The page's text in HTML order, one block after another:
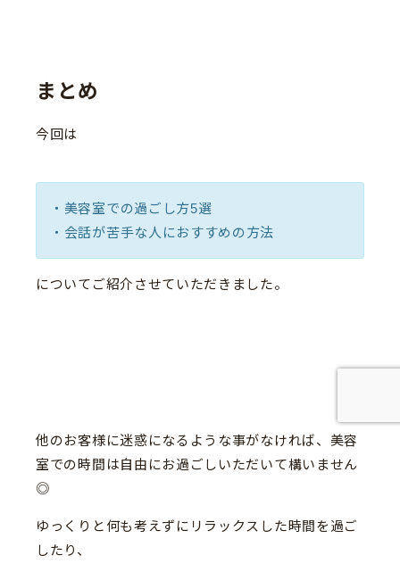
まとめ
今回は
・美容室での過ごし方5選
・会話が苦手な人におすすめの方法
についてご紹介させていただきました。
他のお客様に迷惑になるような事がなければ、美容
室での時間は自由にお過ごしいただいて構いません
◎
ゆっくりと何も考えずにリラックスした時間を過ご
したり、